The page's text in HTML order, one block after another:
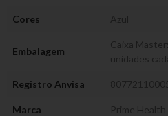
Cores Azul
Embalagem
Caixa
unidades
Registro Anvisa 80772110005
Marca Prime Health